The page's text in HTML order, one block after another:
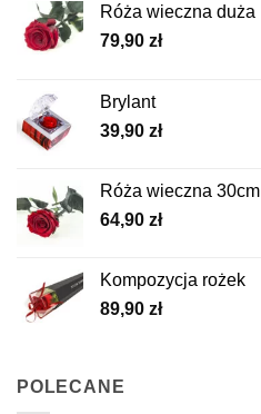
Róża wieczna duża
79,90 zł
Brylant
39,90 zł
Róża wieczna 30cm
64,90 zł
Kompozycja rożek
89,90 zł
POLECANE